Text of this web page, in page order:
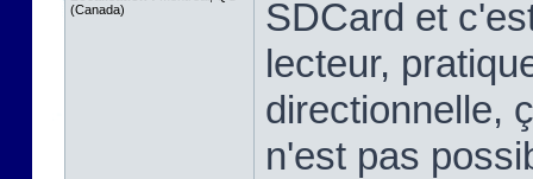
(Canada)
SDCard et
lecteur,
directionnelle,
n'est pas